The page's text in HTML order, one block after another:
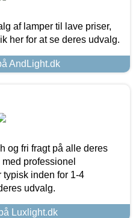
af lamper til lave priser,
her for at se deres udvalg.
AndLight.dk
og fri fragt på alle deres
professionel
typisk inden for 1-4
udvalg.
Luxlight.dk